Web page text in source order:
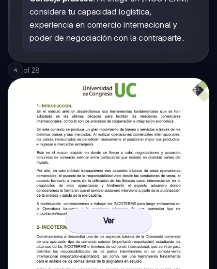
considera tu capacidad logística,
experiencia en comercio internacional y
poder de negociación con la contraparte.
4 of 28
Ver